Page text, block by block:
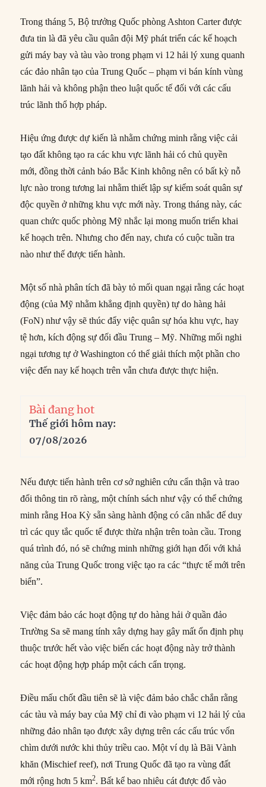
Trong tháng 5, Bộ trưởng Quốc phòng Ashton Carter được
đưa tin là đã yêu cầu quân đội Mỹ phát triển các kế hoạch
gửi máy bay và tàu vào trong phạm vi 12 hải lý xung quanh
các đảo nhân tạo của Trung Quốc – phạm vi bán kính vùng
lãnh hải và không phận theo luật quốc tế đối với các cấu
trúc lãnh thổ hợp pháp.
Hiệu ứng được dự kiến là nhằm chứng minh rằng việc cải
tạo đất không tạo ra các khu vực lãnh hải có chủ quyền
mới, đồng thời cảnh báo Bắc Kinh không nên có bất kỳ nỗ
lực nào trong tương lai nhằm thiết lập sự kiểm soát quân sự
độc quyền ở những khu vực mới này. Trong tháng này, các
quan chức quốc phòng Mỹ nhắc lại mong muốn triển khai
kế hoạch trên. Nhưng cho đến nay, chưa có cuộc tuần tra
nào như thế được tiến hành.
Một số nhà phân tích đã bày tỏ mối quan ngại rằng các hoạt
động (của Mỹ nhằm khẳng định quyền) tự do hàng hải
(FoN) như vậy sẽ thúc đẩy việc quân sự hóa khu vực, hay
tệ hơn, kích động sự đối đầu Trung – Mỹ. Những mối nghi
ngại tương tự ở Washington có thể giải thích một phần cho
việc đến nay kế hoạch trên vẫn chưa được thực hiện.
Bài đang hot
Thế giới hôm nay:
07/08/2026
Nếu được tiến hành trên cơ sở nghiên cứu cẩn thận và trao
đổi thông tin rõ ràng, một chính sách như vậy có thể chứng
minh rằng Hoa Kỳ sẵn sàng hành động có cân nhắc để duy
trì các quy tắc quốc tế được thừa nhận trên toàn cầu. Trong
quá trình đó, nó sẽ chứng minh những giới hạn đối với khả
năng của Trung Quốc trong việc tạo ra các “thực tế mới trên
biển”.
Việc đảm bảo các hoạt động tự do hàng hải ở quần đảo
Trường Sa sẽ mang tính xây dựng hay gây mất ổn định phụ
thuộc trước hết vào việc biến các hoạt động này trở thành
các hoạt động hợp pháp một cách cẩn trọng.
Điều mấu chốt đầu tiên sẽ là việc đảm bảo chắc chắn rằng
các tàu và máy bay của Mỹ chỉ đi vào phạm vi 12 hải lý của
những đảo nhân tạo được xây dựng trên các cấu trúc vốn
chìm dưới nước khi thủy triều cao. Một ví dụ là Bãi Vành
khăn (Mischief reef), nơi Trung Quốc đã tạo ra vùng đất
mới rộng hơn 5 km2. Bất kể bao nhiêu cát được đổ vào